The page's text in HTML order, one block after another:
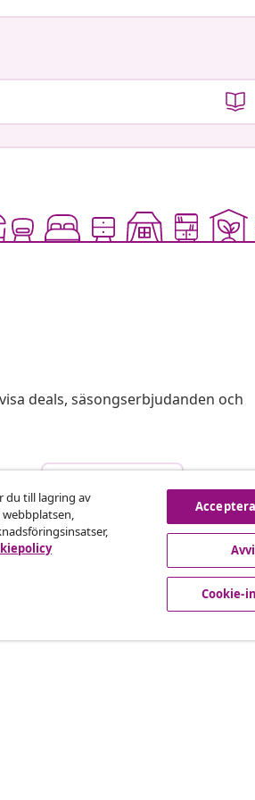
deals, säsongserbjudanden och
Avbryta avtalet
du till lagring av
Cookie-